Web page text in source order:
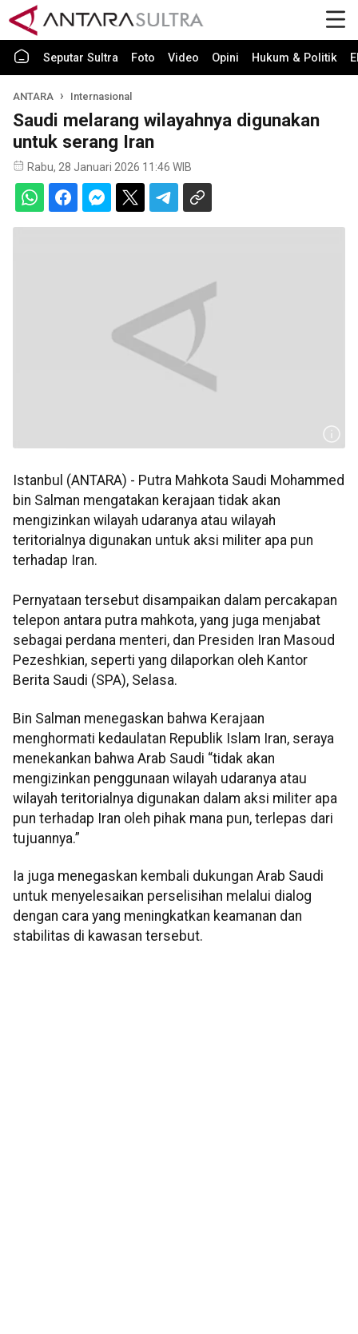
Seputar Sultra Foto Video Opini Hukum & Politik
ANTARA Internasional
Saudi melarang wilayahnya digunakan
untuk serang Iran
Rabu, 28 Januari 2026 11:46 WIB
Istanbul (ANTARA) - Putra Mahkota Saudi Mohammed
bin Salman mengatakan kerajaan tidak akan
mengizinkan wilayah udaranya atau wilayah
teritorialnya digunakan untuk aksi militer apa pun
terhadap Iran.
Pernyataan tersebut disampaikan dalam percakapan
telepon antara putra mahkota, yang juga menjabat
sebagai perdana menteri, dan Presiden Iran Masoud
Pezeshkian, seperti yang dilaporkan oleh Kantor
Berita Saudi (SPA), Selasa.
Bin Salman menegaskan bahwa Kerajaan
menghormati kedaulatan Republik Islam Iran, seraya
menekankan bahwa Arab Saudi “tidak akan
mengizinkan penggunaan wilayah udaranya atau
wilayah teritorialnya digunakan dalam aksi militer apa
pun terhadap Iran oleh pihak mana pun, terlepas dari
tujuannya.”
Ia juga menegaskan kembali dukungan Arab Saudi
untuk menyelesaikan perselisihan melalui dialog
dengan cara yang meningkatkan keamanan dan
stabilitas di kawasan tersebut.